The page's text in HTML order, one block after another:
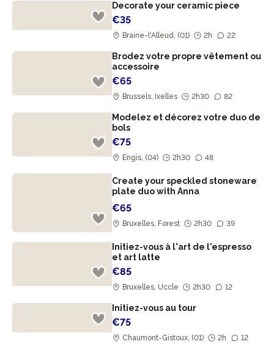
Decorate your ceramic piece
€35
Braine-l'Alleud, (01) 2h 22
Brodez votre propre vêtement ou
accessoire
€65
Brussels, Ixelles 2h30 82
Modelez et décorez votre duo de
bols
€75
Engis, (04) 2h30 48
Create your speckled stoneware
plate duo with Anna
€65
Bruxelles, Forest 2h30 39
Initiez-vous à l'art de l'espresso
et art latte
€85
Bruxelles, Uccle 2h30 12
Initiez-vous au tour
€75
Chaumont-Gistoux, (01) 2h 12